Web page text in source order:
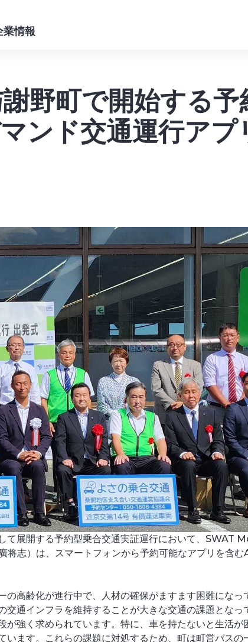
業情報
野町で開始する予
ンド交通運行アプ
て展開する予約型乗合交通実証運行において、SWAT
志）は、スマートフォンから予約可能なアプリを含む
高齢化が進行中で、人材の確保がますます困難になっ
通インフラを維持することが大きな交通の課題となっ
強く求められています。特に、車を持たないと生活が
ます。これらの課題に対処するため、町は町営バスの